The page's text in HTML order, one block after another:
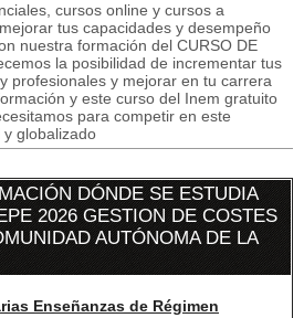
cursos online y cursos a
tus capacidades y desempeño
nuestra formación del CURSO DE
la posibilidad de incrementar tus
profesionales y mejorar en tu carrera
y este curso del Inem gratuito
para competir en este
globalizado
DÓNDE SE ESTUDIA
2026 GESTION DE COSTES
AUTÓNOMA DE LA
Enseñanzas de Régimen